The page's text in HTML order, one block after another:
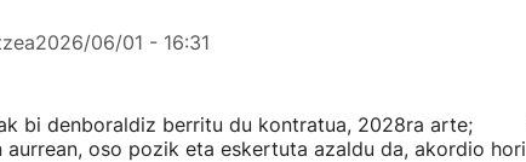
2026/06/01 - 16:31
bi denboraldiz berritu du kontratua, 2028ra arte;
aurrean, oso pozik eta eskertuta azaldu da, akordio hori